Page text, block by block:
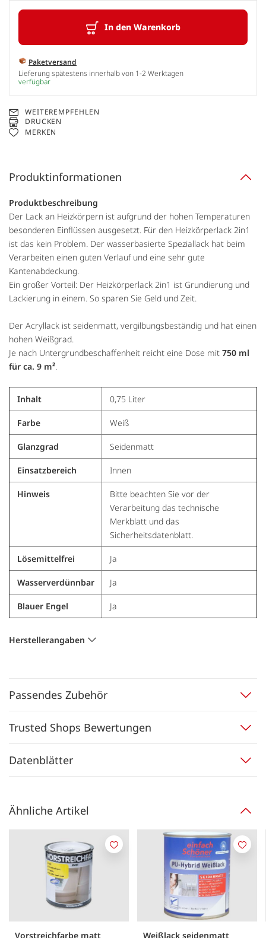
In den Warenkorb
Paketversand
Lieferung spätestens innerhalb von 1-2 Werktagen
verfügbar
WEITEREMPFEHLEN
DRUCKEN
MERKEN
Produktinformationen
Produktbeschreibung
Der Lack an Heizkörpern ist aufgrund der hohen Temperaturen
besonderen Einflüssen ausgesetzt. Für den Heizkörperlack 2in1
ist das kein Problem. Der wasserbasierte Speziallack hat beim
Verarbeiten einen guten Verlauf und eine sehr gute
Kantenabdeckung.
Ein großer Vorteil: Der Heizkörperlack 2in1 ist Grundierung und
Lackierung in einem. So sparen Sie Geld und Zeit.
Der Acryllack ist seidenmatt, vergilbungsbeständig und hat einen
hohen Weißgrad.
Je nach Untergrundbeschaffenheit reicht eine Dose mit 750 ml
für ca. 9 m².
Inhalt 0,75 Liter
Farbe Weiß
Glanzgrad Seidenmatt
Einsatzbereich Innen
Hinweis
Bitte beachten Sie vor der
Verarbeitung das technische
Merkblatt und das
Sicherheitsdatenblatt.
Lösemittelfrei Ja
Wasserverdünnbar Ja
Blauer Engel Ja
Herstellerangaben
Passendes Zubehör
Trusted Shops Bewertungen
Datenblätter
Ähnliche Artikel
Vorstreichfarbe matt
Merken
Weißlack seidenmatt